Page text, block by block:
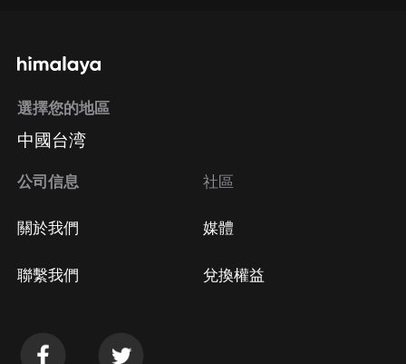
選擇您的地區
中國台湾
公司信息
關於我們
聯繫我們
社區
媒體
兌換權益